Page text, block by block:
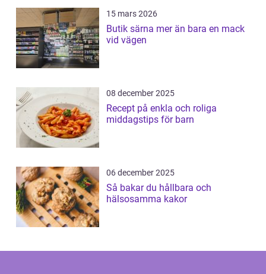
15 mars 2026
Butik särna mer än bara en mack
vid vägen
08 december 2025
Recept på enkla och roliga
middagstips för barn
06 december 2025
Så bakar du hållbara och
hälsosamma kakor